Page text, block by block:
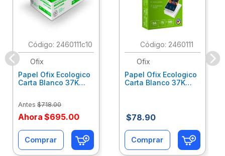
: 2460111c10
Ofix
Papel Ofix Ecologico
Carta Blanco 37K
Antes $718.00
Ahora $695.00
Comprar
: 2460111
Ofix
Papel Ofix Ecologico
Carta Blanco 37K
$78.90
Comprar